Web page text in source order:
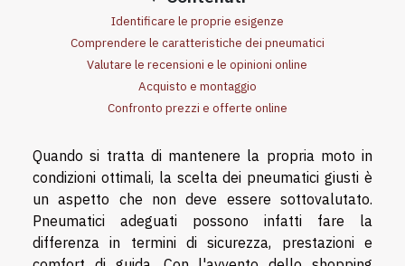
Identificare le proprie esigenze
Comprendere le caratteristiche dei pneumatici
Valutare le recensioni e le opinioni online
Acquisto e montaggio
Confronto prezzi e offerte online
Quando si tratta di mantenere la propria moto in
condizioni ottimali, la scelta dei pneumatici giusti è
un aspetto che non deve essere sottovalutato.
Pneumatici adeguati possono infatti fare la
differenza in termini di sicurezza, prestazioni e